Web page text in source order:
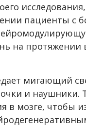
пациенты с
на протяжении
мигающий
и наушники.
в мозге, чтобы